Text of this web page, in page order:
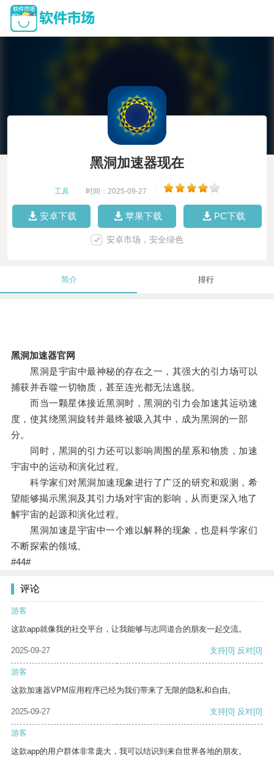
黑洞加速器现在
工具 时间：2025-09-27
安卓下载 苹果下载 PC下载
安卓市场，安全绿色
简介 排行
黑洞加速器官网
黑洞是宇宙中最神秘的存在之一，其强大的引力场可以
捕获并吞噬一切物质，甚至连光都无法逃脱。
而当一颗星体接近黑洞时，黑洞的引力会加速其运动速
度，使其绕黑洞旋转并最终被吸入其中，成为黑洞的一部
分。
同时，黑洞的引力还可以影响周围的星系和物质，加速
宇宙中的运动和演化过程。
科学家们对黑洞加速现象进行了广泛的研究和观测，希
望能够揭示黑洞及其引力场对宇宙的影响，从而更深入地了
解宇宙的起源和演化过程。
黑洞加速是宇宙中一个难以解释的现象，也是科学家们
不断探索的领域。
#44#
评论
游客
这款app就像我的社交平台，让我能够与志同道合的朋友一起交流。
2025-09-27 支持[0] 反对[0]
游客
这款加速器VPM应用程序已经为我们带来了无限的隐私和自由。
2025-09-27 支持[0] 反对[0]
游客
这款app的用户群体非常庞大，我可以结识到来自世界各地的朋友。